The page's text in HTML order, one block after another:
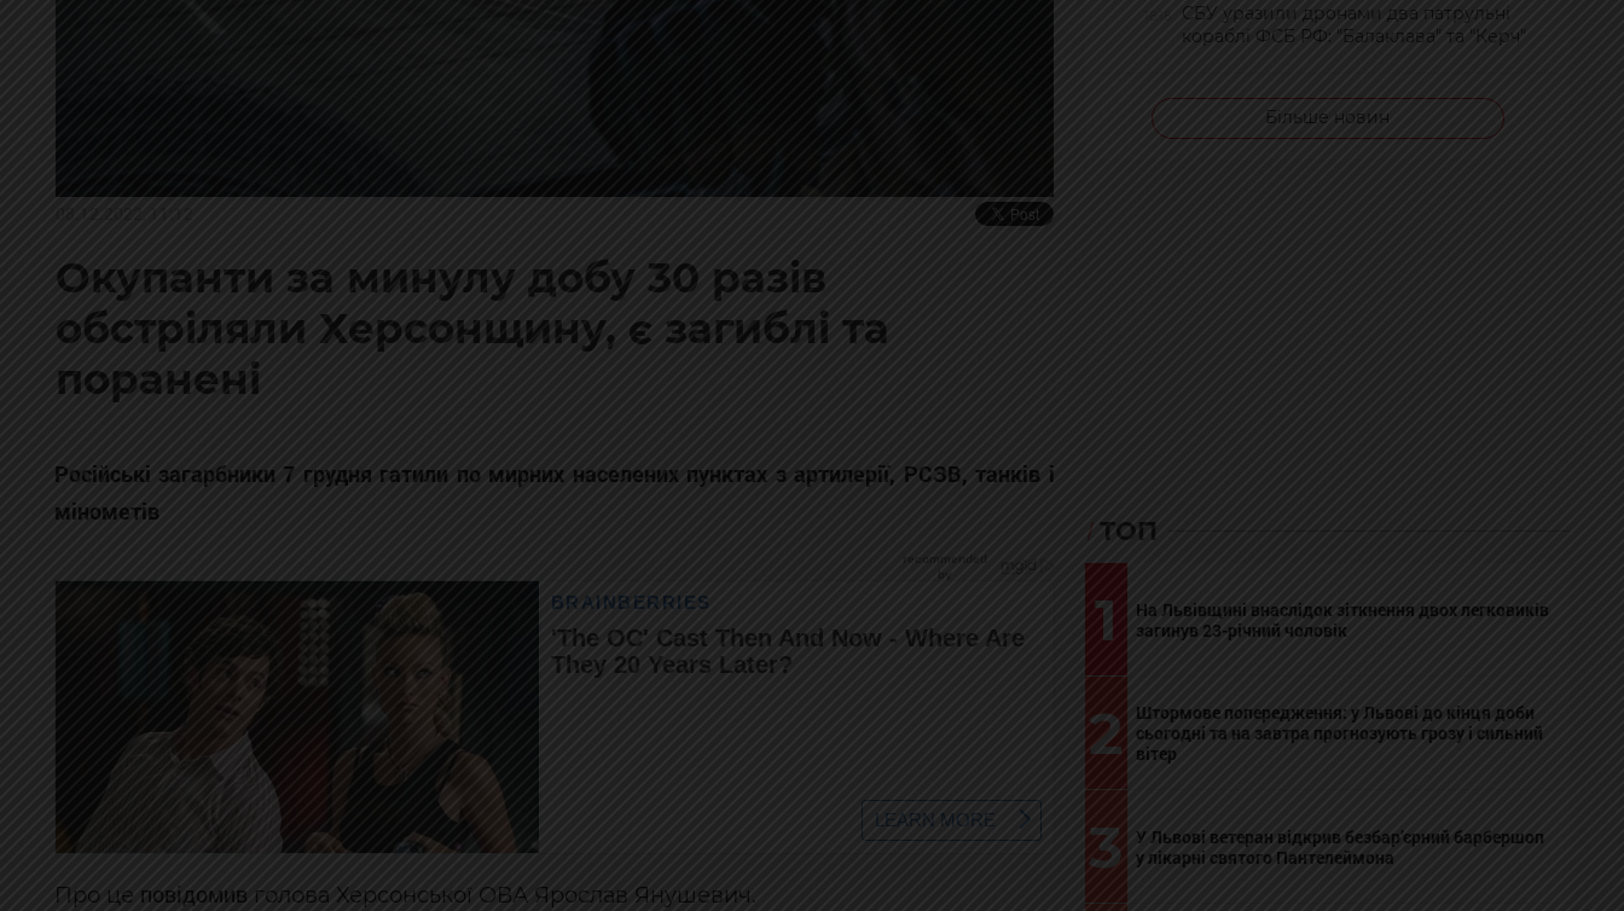
Окупанти за минулу добу 30 разів
обстріляли Херсонщину, є загиблі та
поранені
Російські загарбники 7 грудня гатили по мирних населених пунктах з артилерії, РСЗВ, танків і
мінометів
Про це повідомив голова Херсонської ОВА Ярослав Янушевич.
СБУ уразили дронами два патрульні
кораблі ФСБ РФ: "Балаклава" та "Керч"
Більше новин
ТОП
1
На Львівщині внаслідок зіткнення двох легковиків
загинув 23-річний чоловік
2
Штормове попередження: у Львові до кінця доби
сьогодні та на завтра прогнозують грозу і сильний
вітер
3
У Львові ветеран відкрив безбар’єрний барбершоп
у лікарні святого Пантелеймона